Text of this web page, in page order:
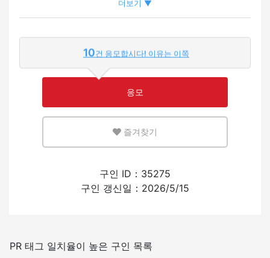
외국인이 근무하는 비율
영어 또는 모국어를 살릴 수 있는 환경
일본어를 쓰는 빈도
더보기 ▼
10건 응모합시다! 이유는 이쪽
응모
즐겨찾기
구인 ID：35275
구인 갱신일：2026/5/15
PR 태그 일치율이 높은 구인 목록